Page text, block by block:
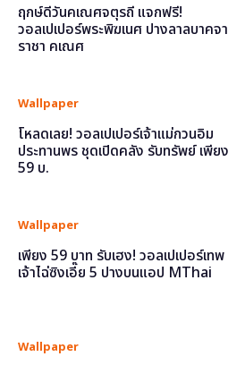
ฤกษ์ดีวันคเณศจตุรถี แจกฟรี!
วอลเปเปอร์พระพิฆเนศ ปางลาลบาคจา
ราชา คเณศ
Wallpaper
โหลดเลย! วอลเปเปอร์เจ้าแม่กวนอิม
ประทานพร ชุดเปิดคลัง รับทรัพย์ เพียง
59 บ.
Wallpaper
เพียง 59 บาท รับเฮง! วอลเปเปอร์เทพ
เจ้าไฉ่ซิงเอี๊ย 5 ปางบนแอป MThai
Wallpaper